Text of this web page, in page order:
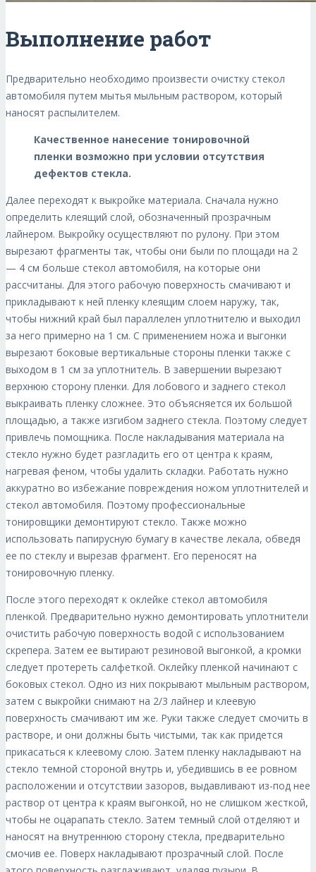
Выполнение работ
Предварительно необходимо произвести очистку стекол
автомобиля путем мытья мыльным раствором, который
наносят распылителем.
Качественное нанесение тонировочной
пленки возможно при условии отсутствия
дефектов стекла.
Далее переходят к выкройке материала. Сначала нужно
определить клеящий слой, обозначенный прозрачным
лайнером. Выкройку осуществляют по рулону. При этом
вырезают фрагменты так, чтобы они были по площади на 2
— 4 см больше стекол автомобиля, на которые они
рассчитаны. Для этого рабочую поверхность смачивают и
прикладывают к ней пленку клеящим слоем наружу, так,
чтобы нижний край был параллелен уплотнителю и выходил
за него примерно на 1 см. С применением ножа и выгонки
вырезают боковые вертикальные стороны пленки также с
выходом в 1 см за уплотнитель. В завершении вырезают
верхнюю сторону пленки. Для лобового и заднего стекол
выкраивать пленку сложнее. Это объясняется их большой
площадью, а также изгибом заднего стекла. Поэтому следует
привлечь помощника. После накладывания материала на
стекло нужно будет разгладить его от центра к краям,
нагревая феном, чтобы удалить складки. Работать нужно
аккуратно во избежание повреждения ножом уплотнителей и
стекол автомобиля. Поэтому профессиональные
тонировщики демонтируют стекло. Также можно
использовать папирусную бумагу в качестве лекала, обведя
ее по стеклу и вырезав фрагмент. Его переносят на
тонировочную пленку.
После этого переходят к оклейке стекол автомобиля
пленкой. Предварительно нужно демонтировать уплотнители
очистить рабочую поверхность водой с использованием
скрепера. Затем ее вытирают резиновой выгонкой, а кромки
следует протереть салфеткой. Оклейку пленкой начинают с
боковых стекол. Одно из них покрывают мыльным раствором,
затем с выкройки снимают на 2/3 лайнер и клеевую
поверхность смачивают им же. Руки также следует смочить в
растворе, и они должны быть чистыми, так как придется
прикасаться к клеевому слою. Затем пленку накладывают на
стекло темной стороной внутрь и, убедившись в ее ровном
расположении и отсутствии зазоров, выдавливают из-под нее
раствор от центра к краям выгонкой, но не слишком жесткой,
чтобы не оцарапать стекло. Затем темный слой отделяют и
наносят на внутреннюю сторону стекла, предварительно
смочив ее. Поверх накладывают прозрачный слой. После